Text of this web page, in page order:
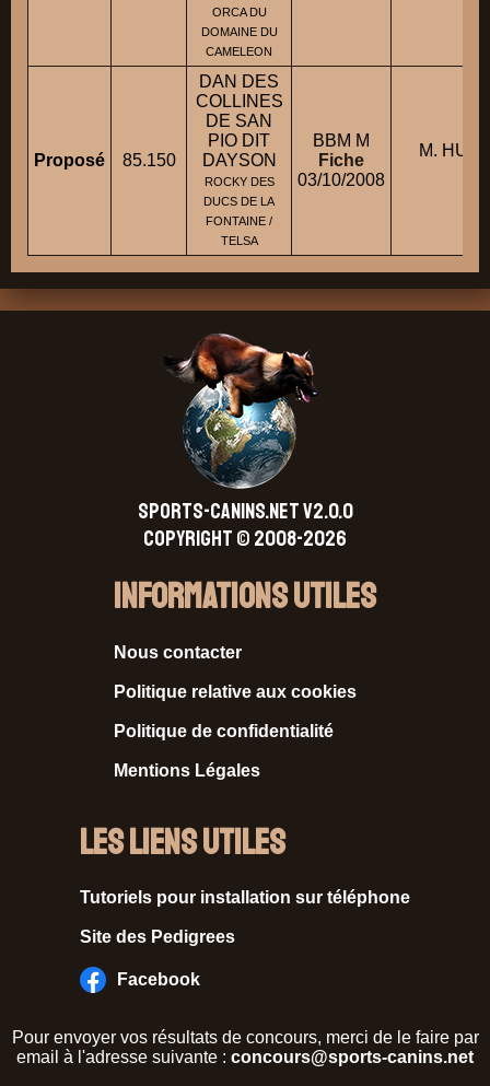
ORCA DU
DOMAINE DU
CAMELEON
Proposé 85.150
DAN DES
COLLINES
DE SAN
PIO DIT
DAYSON
ROCKY DES
DUCS DE LA
FONTAINE /
TELSA
BBM M
Fiche
03/10/2008
M.
SPORTS-CANINS.NET V2.0.0
Copyright © 2008-2026
Informations Utiles
Nous contacter
Politique relative aux cookies
Politique de confidentialité
Mentions Légales
Les liens utiles
Tutoriels pour installation sur téléphone
Site des Pedigrees
Facebook
Pour envoyer vos résultats de concours, merci de le faire par
email à l'adresse suivante : concours@sports-canins.net